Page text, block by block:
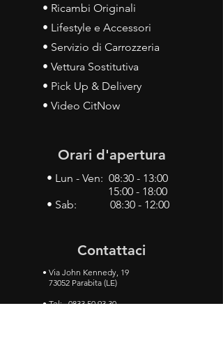
• Ricambi Originali
• Lifestyle e Accessori
• Servizio di Carrozzeria
• Vettura Sostitutiva
• Pick Up & Delivery
• Video CitNow
Orari d'apertura
• Lun - Ven: 08:30 - 13:00
15:00 - 18:00
• Sab: 08:30 - 12:00
Contattaci
• Via John Kennedy, 19
73052 Parabita (LE)
• Tel:0833 50 93 30